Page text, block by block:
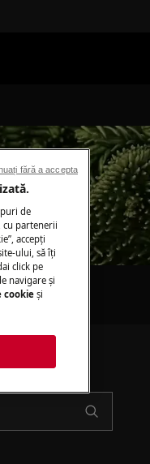
de
cu partenerii
accepţi
ului, să îţi
click pe
navigare și
cookie și
fără a accepta